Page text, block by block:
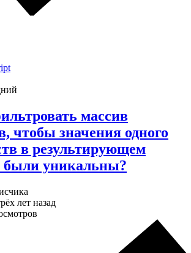
массив
чтобы значения одного
в результирующем
были уникальны?
лет назад